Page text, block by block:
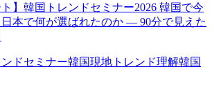
ト】韓国トレンドセミナー2026 韓国で今
本で何が選ばれたのか — 90分で見えた
ドセミナー韓国現地トレンド理解韓国